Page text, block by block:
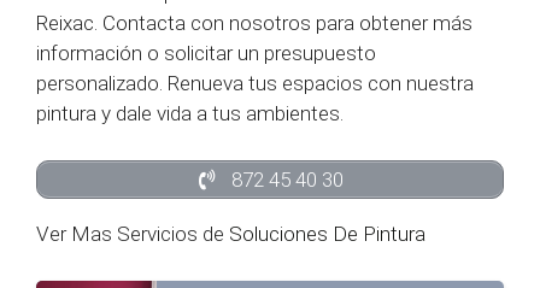
Reixac. Contacta con nosotros para obtener más
información o solicitar un presupuesto
personalizado. Renueva tus espacios con nuestra
pintura y dale vida a tus ambientes.
872 45 40 30
Ver Mas Servicios de Soluciones De Pintura